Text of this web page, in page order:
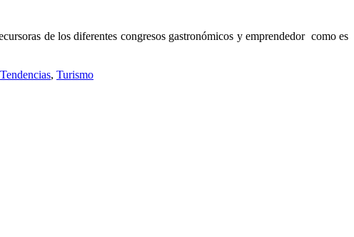
de los diferentes congresos gastronómicos y emprendedor como es
Tendencias, Turismo